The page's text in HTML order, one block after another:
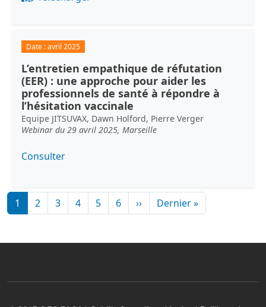
Date :avril 2025
L’entretien empathique de réfutation
(EER) : une approche pour aider les
professionnels de santé à répondre à
l’hésitation vaccinale
Equipe JITSUVAX, Dawn Holford, Pierre Verger
Webinar du 29 avril 2025, Marseille
Consulter
Pagination
1 2 3 4 5 6 ››Page suivante
Dernier »Dernière page